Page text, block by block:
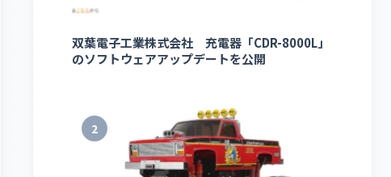
双葉電子工業株式会社 充電器「CDR-8000L」
のソフトウェアアップデートを公開
2